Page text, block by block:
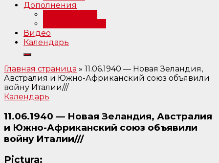
Дополнения
Видео
Календарь
Главная страница » 11.06.1940 — Новая Зеландия,
Австралия и Южно-Африканский союз объявили
войну Италии///
Календарь
11.06.1940 — Новая Зеландия, Австралия
и Южно-Африканский союз объявили
войну Италии///
Pictura: